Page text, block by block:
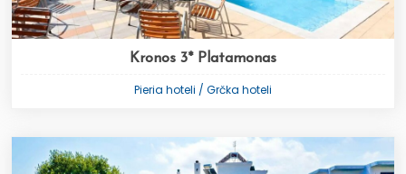
Kronos 3* Platamonas
Pieria hoteli / Grčka hoteli